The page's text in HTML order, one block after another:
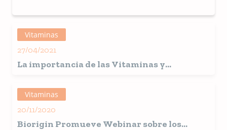
Vitaminas
27/04/2021
La importancia de las Vitaminas y
Vitaminas
20/11/2020
Biorigin Promueve Webinar sobre los